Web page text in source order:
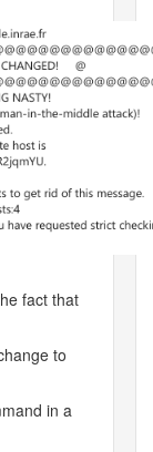
fact that
to
in a